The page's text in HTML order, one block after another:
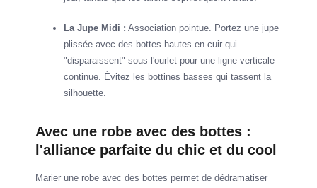
La Jupe Midi : Association pointue. Portez une jupe
plissée avec des bottes hautes en cuir qui
"disparaissent" sous l'ourlet pour une ligne verticale
continue. Évitez les bottines basses qui tassent la
silhouette.
Avec une robe avec des bottes :
l'alliance parfaite du chic et du cool
Marier une robe avec des bottes permet de dédramatiser